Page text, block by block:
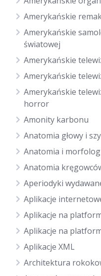
Amerykańskie
Amerykańskie
światowej
Amerykańskie
Amerykańskie
Amerykańskie
horror
Amonity karbonu
Anatomia głowy i
Anatomia i
Anatomia
Aperiodyki
Aplikacje
Aplikacje na
Aplikacje na
Aplikacje XML
Architektura